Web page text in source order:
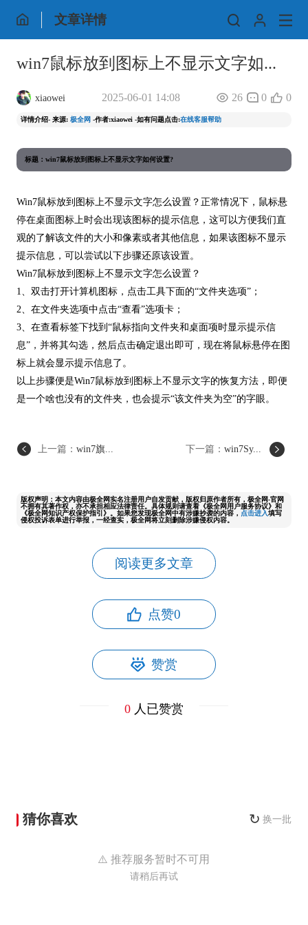
文章详情
win7鼠标放到图标上不显示文字如...
xiaowei 2025-06-01 14:08 26 0 0
详情介绍- 来源: 极全网 -作者:xiaowei -如有问题点击:在线客服帮助
标题：win7鼠标放到图标上不显示文字如何设置?
Win7鼠标放到图标上不显示文字怎么设置？正常情况下，鼠标悬
停在桌面图标上时会出现该图标的提示信息，这可以方便我们直
观的了解该文件的大小和像素或者其他信息，如果该图标不显示
提示信息，可以尝试以下步骤还原该设置。
Win7鼠标放到图标上不显示文字怎么设置？
1、双击打开计算机图标，点击工具下面的“文件夹选项”；
2、在文件夹选项中点击“查看”选项卡；
3、在查看标签下找到“鼠标指向文件夹和桌面项时显示提示信
息”，并将其勾选，然后点击确定退出即可，现在将鼠标悬停在图
标上就会显示提示信息了。
以上步骤便是Win7鼠标放到图标上不显示文字的恢复方法，即便
是一个啥也没有的文件夹，也会提示“该文件夹为空”的字眼。
上一篇： win7旗... 下一篇：win7Sy...
版权声明：本文内容由极全网实名注册用户自发贡献，版权归原作者所有，极全网-官网
不拥有其著作权，亦不承担相应法律责任。具体规则请查看《极全网用户服务协议》和
《极全网知识产权保护指引》。如果您发现极全网中有涉嫌抄袭的内容， 点击进入填写
侵权投诉表单进行举报，一经查实，极全网将立刻删除涉嫌侵权内容。
阅读更多文章
点赞0
赞赏
0人已赞赏
猜你喜欢 ↻ 换一批
⚠️ 推荐服务暂时不可用
请稍后再试